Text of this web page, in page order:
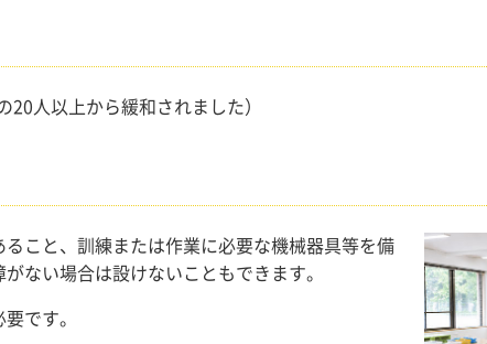
20人以上から緩和されました）
こと、訓練または作業に必要な機械器具等を備
ない場合は設けないこともできます。
です。